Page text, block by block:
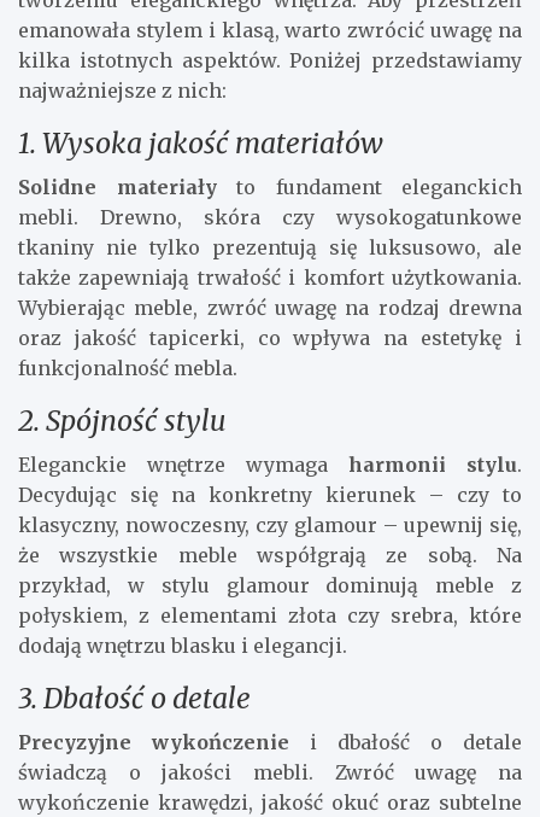
emanowała stylem i klasą, warto zwrócić uwagę na
kilka istotnych aspektów. Poniżej przedstawiamy
najważniejsze z nich:
1. Wysoka jakość materiałów
Solidne materiałyto fundament eleganckich
mebli. Drewno, skóra czy wysokogatunkowe
tkaniny nie tylko prezentują się luksusowo, ale
także zapewniają trwałość i komfort użytkowania.
Wybierając meble, zwróć uwagę na rodzaj drewna
oraz jakość tapicerki, co wpływa na estetykę i
funkcjonalność mebla.
2. Spójność stylu
Eleganckie wnętrze wymaga harmonii stylu.
Decydując się na konkretny kierunek – czy to
klasyczny, nowoczesny, czy glamour – upewnij się,
że wszystkie meble współgrają ze sobą. Na
przykład, w stylu glamour dominują meble z
połyskiem, z elementami złota czy srebra, które
dodają wnętrzu blasku i elegancji.
3. Dbałość o detale
Precyzyjne wykończenie i dbałość o detale
świadczą o jakości mebli. Zwróć uwagę na
wykończenie krawędzi, jakość okuć oraz subtelne